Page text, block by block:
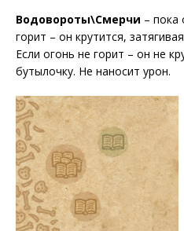
Водовороты\Смерчи – пока
горит – он крутится,
Если огонь не горит – он не
бутылочку. Не наносит урон.